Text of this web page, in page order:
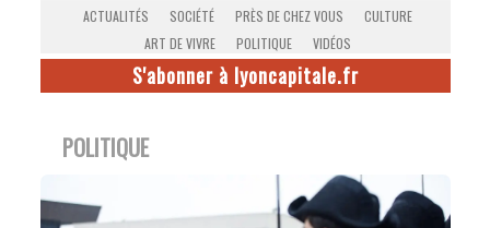
ACTUALITÉS SOCIÉTÉ PRÈS DE CHEZ VOUS
CULTURE
ART DE VIVRE
POLITIQUE VIDÉOS
S'abonner à lyoncapitale.fr
POLITIQUE